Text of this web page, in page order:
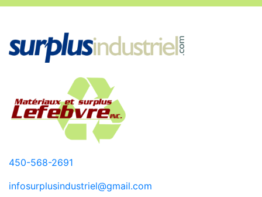
450-568-2691
infosurplusindustriel@gmail.com